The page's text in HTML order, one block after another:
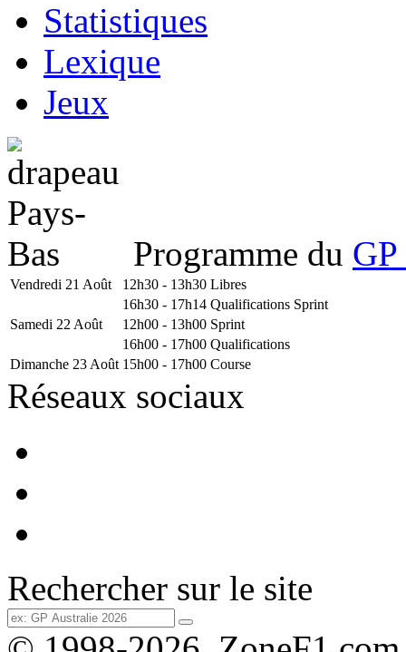
Statistiques
Lexique
Jeux
Programme du
Vendredi 21 Août 12h30 - 13h30 Libres
16h30 - 17h14 Qualifications Sprint
Samedi 22 Août
12h00 - 13h00 Sprint
16h00 - 17h00 Qualifications
Dimanche 23 Août 15h00 - 17h00 Course
Réseaux sociaux
Rechercher sur le site